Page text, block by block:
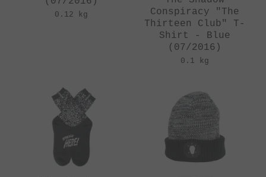
0.12 kg
Conspiracy "The
Thirteen Club" T-
Shirt - Blue
(07/2016)
0.1 kg